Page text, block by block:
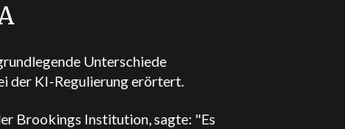
Unterschiede
der KI-Regulierung erörtert.
Brookings Institution, sagte: "Es